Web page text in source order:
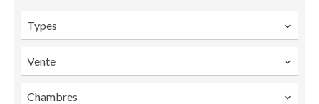
Types
Vente
Chambres